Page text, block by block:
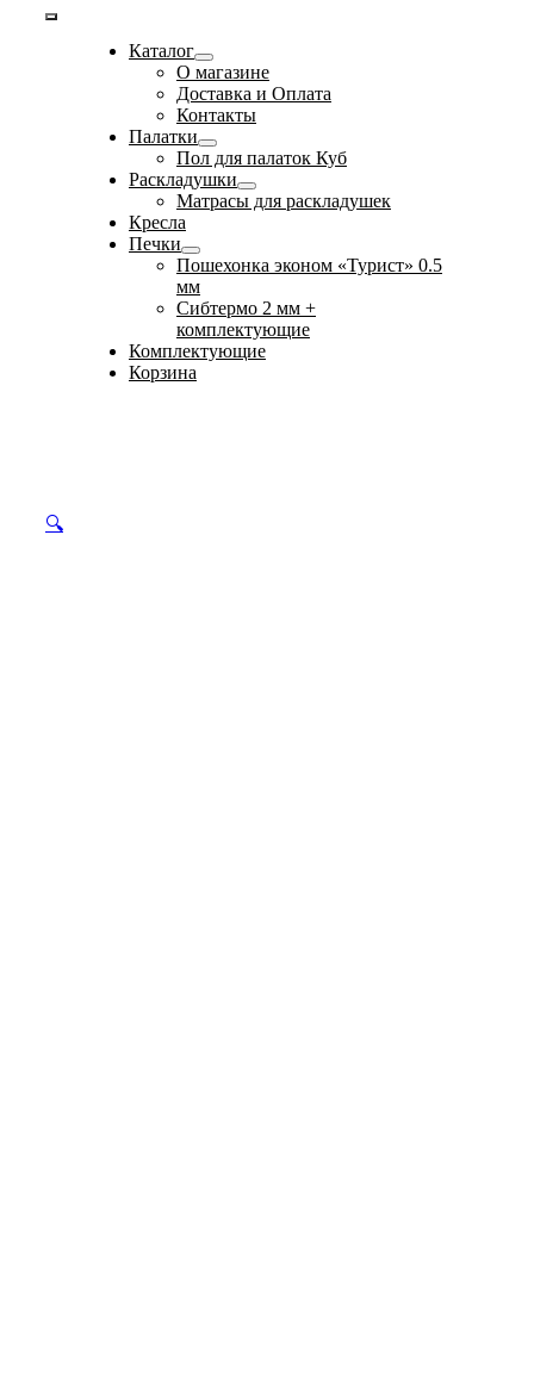
Toggle
Navigation
Каталог
О магазине
Доставка и Оплата
Контакты
Палатки
Пол для палаток Куб
Раскладушки
Матрасы для раскладушек
Кресла
Печки
Пошехонка эконом «Турист» 0.5
мм
Сибтермо 2 мм +
комплектующие
Комплектующие
Корзина
🔍